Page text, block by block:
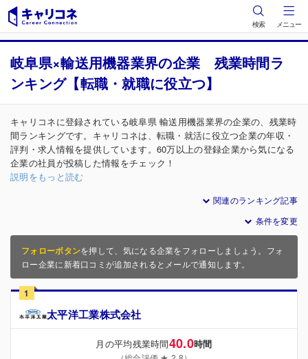
検索 メニュー
岐阜県×輸送用機器業界の企業 残業時間ラ
ンキング【転職・就職に役立つ】
キャリコネに登録されている岐阜県 輸送用機器業界の企業の、残業時
間ランキングです。キャリコネは、転職・就活に役立つ企業の年収・
評判・求人情報を提供しています。60万以上の登録企業から気になる
企業の社員が投稿した情報をチェック！
説明をもっと読む
関連のランキング記事
条件を変更
フォローボタンを押して、気になる企業をフォローしましょう。フォ
ロー企業に新着口コミが追加されるとメールで通知します。
1
太平洋工業株式会社
月の平均残業時間40.0時間